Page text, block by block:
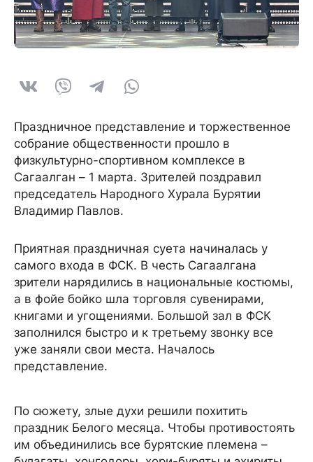
Праздничное представление и торжественное
собрание общественности прошло в
физкультурно-спортивном комплексе в
Сагаалган – 1 марта. Зрителей поздравил
председатель Народного Хурала Бурятии
Владимир Павлов.
Приятная праздничная суета начиналась у
самого входа в ФСК. В честь Сагаалгана
зрители нарядились в национальные костюмы,
а в фойе бойко шла торговля сувенирами,
книгами и угощениями. Большой зал в ФСК
заполнился быстро и к третьему звонку все
уже заняли свои места. Началось
представление.
По сюжету, злые духи решили похитить
праздник Белого месяца. Чтобы противостоять
им объединились все бурятские племена –